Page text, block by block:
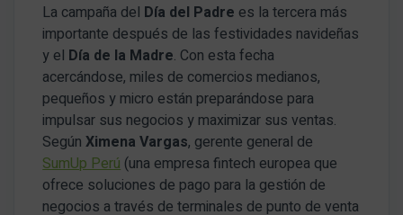
La campaña del Día del Padre es la tercera más
importante después de las festividades navideñas
y el Día de la Madre. Con esta fecha
acercándose, miles de comercios medianos,
pequeños y micro están preparándose para
impulsar sus negocios y maximizar sus ventas.
SegúnXimena Vargas, gerente general de
SumUp Perú (una empresa fintech europea que
ofrece soluciones de pago para la gestión de
negocios a través de terminales de punto de venta